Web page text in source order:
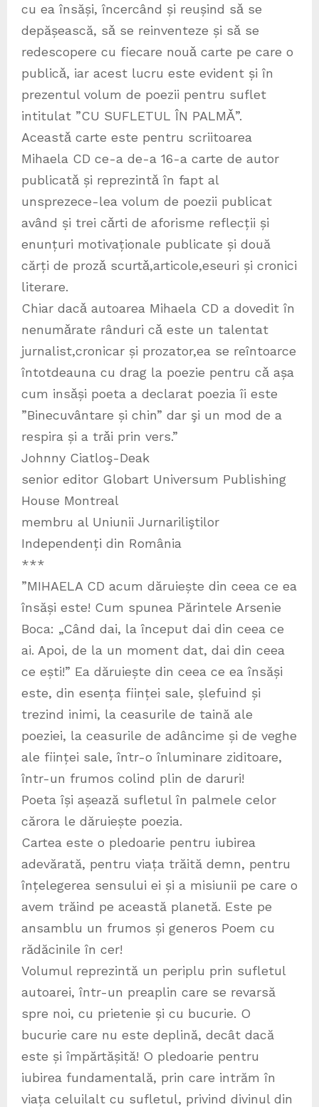
cu ea însăși, încercând și reușind sǎ se
depășească, sǎ se reinventeze și sǎ se
redescopere cu fiecare nouǎ carte pe care o
publicǎ, iar acest lucru este evident și în
prezentul volum de poezii pentru suflet
intitulat ”CU SUFLETUL ÎN PALMǍ”.
Aceastǎ carte este pentru scriitoarea
Mihaela CD ce-a de-a 16-a carte de autor
publicatǎ și reprezintǎ în fapt al
unsprezece-lea volum de poezii publicat
având ṣi trei cǎrti de aforisme reflecții și
enunțuri motivaționale publicate și două
cărți de prozǎ scurtǎ,articole,eseuri și cronici
literare.
Chiar dacǎ autoarea Mihaela CD a dovedit în
nenumǎrate rânduri cǎ este un talentat
jurnalist,cronicar și prozator,ea se reîntoarce
întotdeauna cu drag la poezie pentru cǎ așa
cum insǎși poeta a declarat poezia îi este
”Binecuvântare și chin” dar şi un mod de a
respira și a trǎi prin vers.”
Johnny Ciatloş-Deak
senior editor Globart Universum Publishing
House Montreal
membru al Uniunii Jurnariliştilor
Independenți din România
***
”MIHAELA CD acum dăruiește din ceea ce ea
însăși este! Cum spunea Părintele Arsenie
Boca: „Când dai, la început dai din ceea ce
ai. Apoi, de la un moment dat, dai din ceea
ce ești!” Ea dăruiește din ceea ce ea însăși
este, din esența ființei sale, șlefuind și
trezind inimi, la ceasurile de taină ale
poeziei, la ceasurile de adâncime și de veghe
ale ființei sale, într-o înluminare ziditoare,
într-un frumos colind plin de daruri!
Poeta își așează sufletul în palmele celor
cărora le dăruiește poezia.
Cartea este o pledoarie pentru iubirea
adevărată, pentru viața trăită demn, pentru
înțelegerea sensului ei și a misiunii pe care o
avem trăind pe această planetă. Este pe
ansamblu un frumos și generos Poem cu
rădăcinile în cer!
Volumul reprezintă un periplu prin sufletul
autoarei, într-un preaplin care se revarsă
spre noi, cu prietenie și cu bucurie. O
bucurie care nu este deplină, decât dacă
este și împărtășită! O pledoarie pentru
iubirea fundamentală, prin care intrăm în
viața celuilalt cu sufletul, privind divinul din